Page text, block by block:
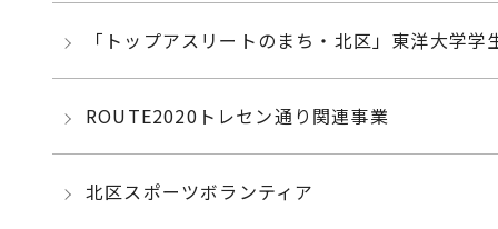
「トップアスリートのまち・北区」東洋大学学
ROUTE2020トレセン通り関連事業
北区スポーツボランティア